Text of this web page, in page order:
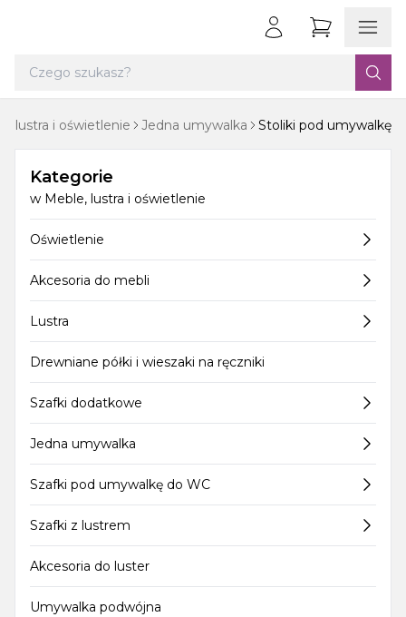
lustra i oświetlenie Jedna umywalka Stoliki pod umywalkę
Kategorie
w Meble, lustra i oświetlenie
Oświetlenie
Akcesoria do mebli
Lustra
Drewniane półki i wieszaki na ręczniki
Szafki dodatkowe
Jedna umywalka
Szafki pod umywalkę do WC
Szafki z lustrem
Akcesoria do luster
Umywalka podwójna